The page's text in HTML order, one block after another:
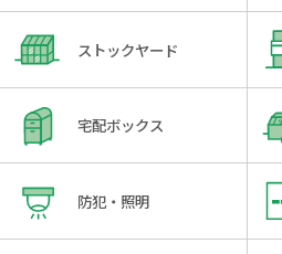
ストックヤード
宅配ボックス
防犯・照明